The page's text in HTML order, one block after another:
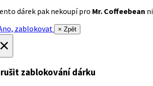
dárek pak nekoupí pro Mr. Coffeebean
zablokovat
× Zpět
zablokování dárku